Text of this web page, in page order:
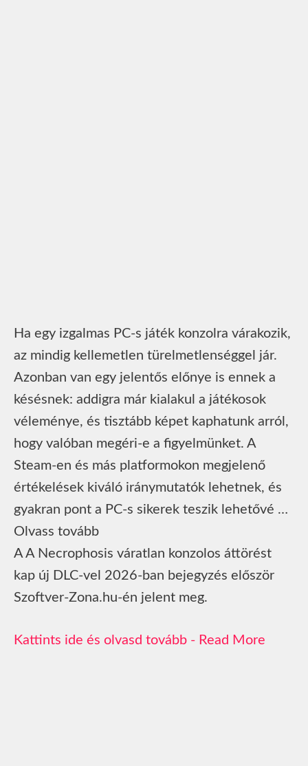
Ha egy izgalmas PC-s játék konzolra várakozik,
az mindig kellemetlen türelmetlenséggel jár.
Azonban van egy jelentős előnye is ennek a
késésnek: addigra már kialakul a játékosok
véleménye, és tisztább képet kaphatunk arról,
hogy valóban megéri-e a figyelmünket. A
Steam-en és más platformokon megjelenő
értékelések kiváló iránymutatók lehetnek, és
gyakran pont a PC-s sikerek teszik lehetővé …
Olvass tovább
A A Necrophosis váratlan konzolos áttörést
kap új DLC-vel 2026-ban bejegyzés először
Szoftver-Zona.hu-én jelent meg.
Read More